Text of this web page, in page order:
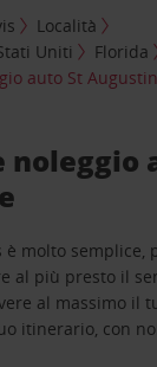
Località
Uniti
Florida
auto St
noleggio
è molto semplice,
al più presto il
al massimo il
itinerario, con